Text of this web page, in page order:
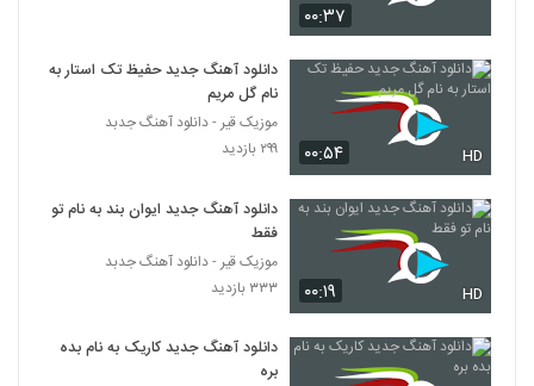
227
Begir
228
اکبر عینی آهنگ گئجه لر
۵۲۵ بازدید
موزیک زیبای تاریک خونه از شهریار سراج
230
دانلود آهنگ بی تو نمیرم خونه از میسون
۶۱۴ بازدید
۰۰:۳۷
۰۰:۵۴ HD
دانلود آهنگ جدید حفیظ تک استار به
نام گل مریم
موزیک قیر - دانلود آهنگ جدبد
۲۹۹ بازدید
۰۰:۱۹ HD
دانلود آهنگ جدید ایوان بند به نام تو
فقط
موزیک قیر - دانلود آهنگ جدبد
۳۳۳ بازدید
دانلود آهنگ جدید کاریک به نام بده
بره